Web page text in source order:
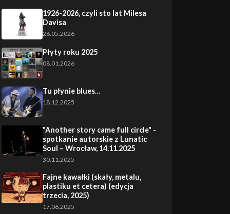
1926-2026, czyli sto lat Milesa
Davisa
26.05.2026
Płyty roku 2025
08.01.2026
Tu płynie blues…
18.12.2025
"Another story came full circle" -
spotkanie autorskie z Lunatic
Soul – Wrocław, 14.11.2025
30.11.2025
Fajne kawałki (skały, metalu,
plastiku et cetera) (edycja
trzecia, 2025)
17.06.2025